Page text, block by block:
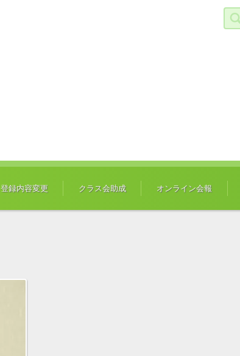
検索:
登録内容変更 クラス会助成 オンライン会報